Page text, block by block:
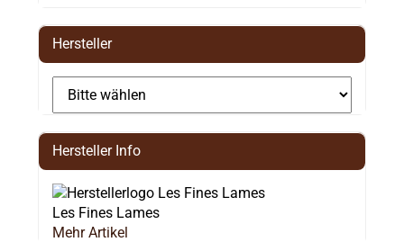
Hersteller
Hersteller Info
Les Fines Lames
Mehr Artikel